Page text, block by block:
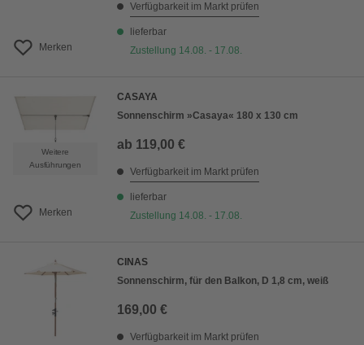
Merken
Verfügbarkeit im Markt prüfen
lieferbar
Zustellung 14.08. - 17.08.
Weitere
Ausführungen
Merken
CASAYA
Sonnenschirm »Casaya« 180 x 130 cm
ab 119,00 €
Verfügbarkeit im Markt prüfen
lieferbar
Zustellung 14.08. - 17.08.
CINAS
Sonnenschirm, für den Balkon, D 1,8 cm, weiß
169,00 €
Verfügbarkeit im Markt prüfen